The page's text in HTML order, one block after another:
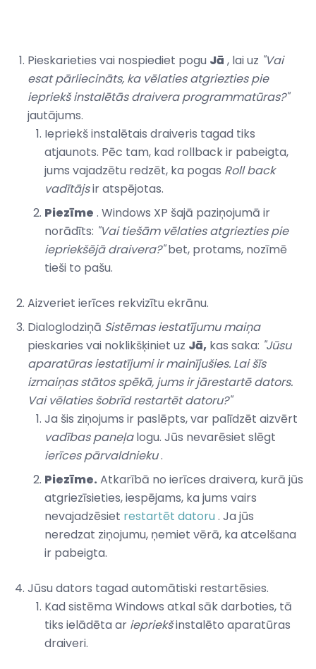
Pieskarieties vai nospiediet pogu Jā , lai uz "Vai
esat pārliecināts, ka vēlaties atgriezties pie
iepriekš instalētās draivera programmatūras?"
jautājums.
Iepriekš instalētais draiveris tagad tiks
atjaunots. Pēc tam, kad rollback ir pabeigta,
jums vajadzētu redzēt, ka pogas Roll back
vadītājsir atspējotas.
Piezīme . Windows XP šajā paziņojumā ir
norādīts: "Vai tiešām vēlaties atgriezties pie
iepriekšējā draivera?"bet, protams, nozīmē
tieši to pašu.
Aizveriet ierīces rekvizītu ekrānu.
Dialoglodziņā Sistēmas iestatījumu maiņa
pieskaries vai noklikšķiniet uz Jā, kas saka: "Jūsu
aparatūras iestatījumi ir mainījušies. Lai šīs
izmaiņas stātos spēkā, jums ir jārestartē dators.
Vai vēlaties šobrīd restartēt datoru?"
Ja šis ziņojums ir paslēpts, var palīdzēt aizvērt
vadības paneļalogu. Jūs nevarēsiet slēgt
ierīces pārvaldnieku.
Piezīme. Atkarībā no ierīces draivera, kurā jūs
atgriezīsieties, iespējams, ka jums vairs
nevajadzēsiet restartēt datoru. Ja jūs
neredzat ziņojumu, ņemiet vērā, ka atcelšana
ir pabeigta.
Jūsu dators tagad automātiski restartēsies.
Kad sistēma Windows atkal sāk darboties, tā
tiks ielādēta ar iepriekšinstalēto aparatūras
draiveri.